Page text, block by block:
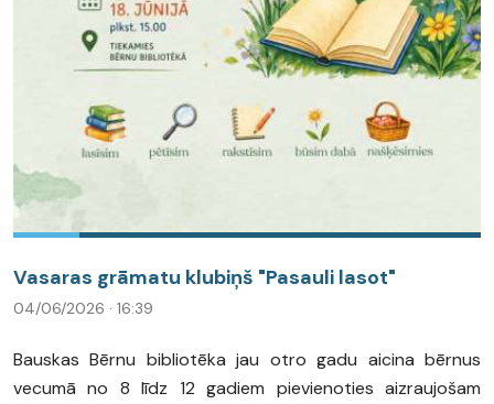
Vasaras grāmatu klubiņš "Pasauli lasot"
04/06/2026 · 16:39
Bauskas Bērnu bibliotēka jau otro gadu aicina bērnus
vecumā no 8 līdz 12 gadiem pievienoties aizraujošam